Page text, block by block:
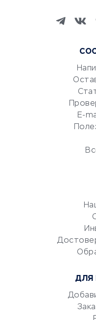
Изучение
Маркетинг и
Репетиторство
Красота и
Сервисы по
Сетевой маркетинг
УСЛУГИ ДЛЯ
документооборот
Юридические
Аудиторские
Бухгалтерия онлайн
E-
ДЛЯ